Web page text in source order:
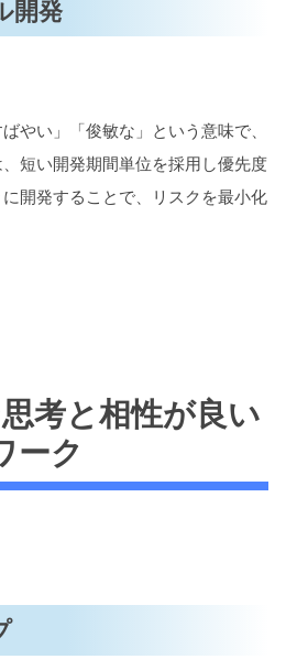
開発
やい」「俊敏な」という意味で、
短い開発期間単位を採用し優先度
開発することで、リスクを最小化
考と相性が良い
ーク